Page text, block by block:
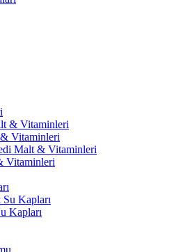
& Vitaminleri
Vitaminleri
Malt & Vitaminleri
Vitaminleri
Kapları
Kapları